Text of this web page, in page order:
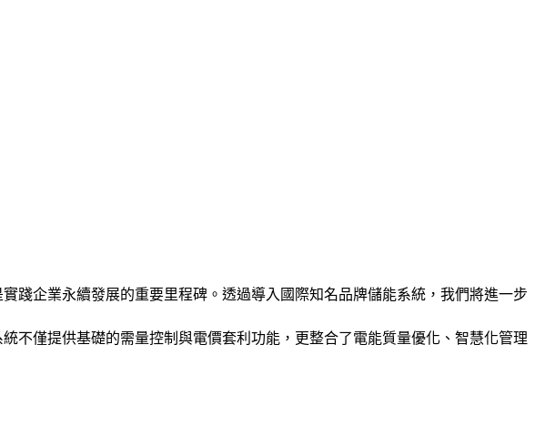
踐企業永續發展的重要里程碑。透過導入國際知名品牌儲能系統，我們將進一步
不僅提供基礎的需量控制與電價套利功能，更整合了電能質量優化、智慧化管理